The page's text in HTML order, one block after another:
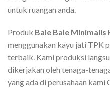
untuk ruangan anda.
Produk Bale Bale Minimalis
menggunakan kayu jati TPK
terbaik. Kami produksi
dikerjakan oleh tenaga-
yang ada di perusahaan